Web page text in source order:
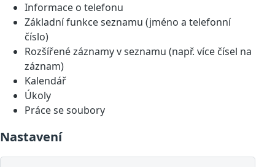
Informace o telefonu
Základní funkce seznamu (jméno a telefonní
číslo)
Rozšířené záznamy v seznamu (např. více čísel na
záznam)
Kalendář
Úkoly
Práce se soubory
Nastavení